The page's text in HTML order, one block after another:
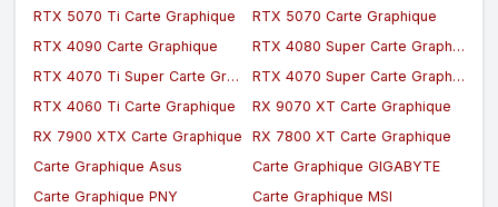
RTX 5070 Ti Carte Graphique
RTX 5070 Carte Graphique
RTX 4090 Carte Graphique
RTX 4080 Super Carte Graphique
RTX 4070 Ti Super Carte Graphique
RTX 4070 Super Carte Graphique
RTX 4060 Ti Carte Graphique
RX 9070 XT Carte Graphique
RX 7900 XTX Carte Graphique
RX 7800 XT Carte Graphique
Carte Graphique Asus
Carte Graphique GIGABYTE
Carte Graphique PNY
Carte Graphique MSI